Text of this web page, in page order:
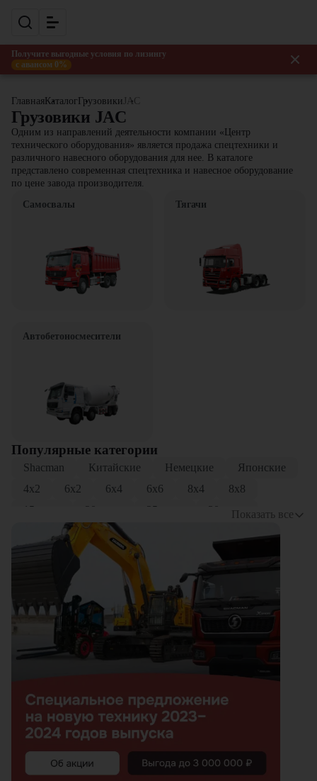
Получите выгодные условия по лизингу
с авансом 0%
Главная Каталог Грузовики JAC
Грузовики JAC
Одним из направлений деятельности компании «Центр
технического оборудования» является продажа спецтехники и
различного навесного оборудования для нее. В каталоге
представлено современная спецтехника и навесное оборудование
по цене завода производителя.
Самосвалы
Тягачи
Автобетоносмесители
Популярные категории
Shacman Китайские Немецкие
Японские
4x2
6x2 6x4 6x6 8x4
8x8
15 тонн
20 тонн 25 тонн
30 тонн
Трехосные
Четырехосные
Показать все